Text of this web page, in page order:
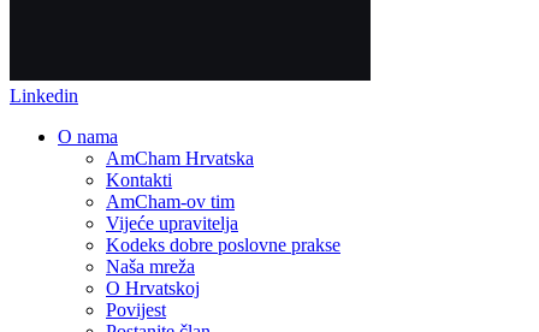
Linkedin
O nama
AmCham Hrvatska
Kontakti
AmCham-ov tim
Vijeće upravitelja
Kodeks dobre poslovne prakse
Naša mreža
O Hrvatskoj
Povijest